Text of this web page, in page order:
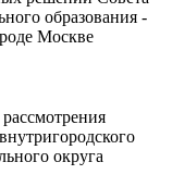
образования -
Москве
округа